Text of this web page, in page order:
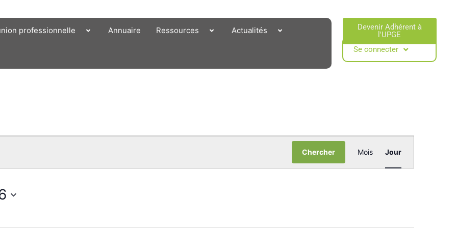
professionnelle Annuaire Ressources Actualités
Devenir Adhérent à
l'UPGE​
Se connecter
Chercher
Navigation
de
vues
Mois Jour